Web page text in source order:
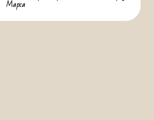
Марса